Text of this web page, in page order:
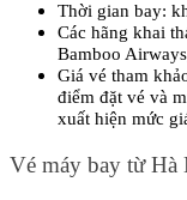
Thời gian bay:
Các hãng khai
Bamboo
Giá vé tham
điểm đặt vé và
xuất hiện mức
Vé máy bay từ